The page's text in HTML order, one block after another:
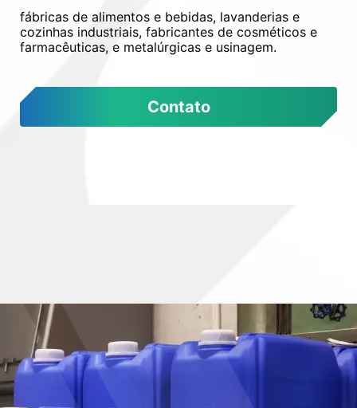
fábricas de alimentos e bebidas, lavanderias e
cozinhas industriais, fabricantes de cosméticos e
farmacêuticas, e metalúrgicas e usinagem.
Contato